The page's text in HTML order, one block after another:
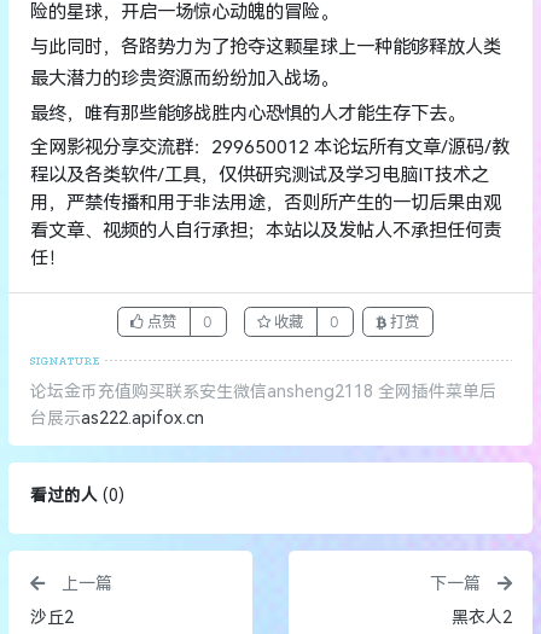
险的星球，开启一场惊心动魄的冒险。
与此同时，各路势力为了抢夺这颗星球上一种能够释放人类
最大潜力的珍贵资源而纷纷加入战场。
最终，唯有那些能够战胜内心恐惧的人才能生存下去。
全网影视分享交流群：299650012 本论坛所有文章/源码/教
程以及各类软件/工具，仅供研究测试及学习电脑IT技术之
用，严禁传播和用于非法用途，否则所产生的一切后果由观
看文章、视频的人自行承担；本站以及发帖人不承担任何责
任！
点赞 0 收藏 0 打赏
论坛金币充值购买联系安生微信ansheng2118 全网插件菜单后
台展示as222.apifox.cn
看过的人(0)
上一篇
沙丘2
下一篇
黑衣人2